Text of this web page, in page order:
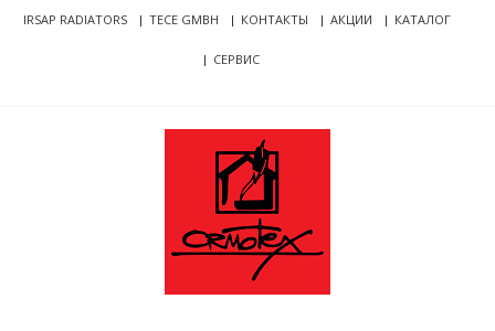
Skip
SkipIRSAP RADIATORS TECE GMBH КОНТАКТЫ АКЦИИ КАТАЛОГ
СЕРВИС